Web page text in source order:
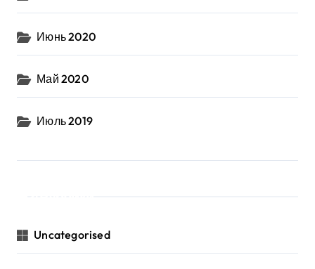
Июнь 2020
Май 2020
Июль 2019
Uncategorised